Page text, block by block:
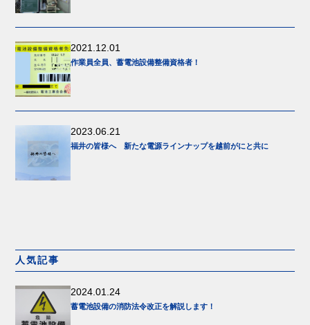
2021.12.01
作業員全員、蓄電池設備整備資格者！
2023.06.21
福井の皆様へ 新たな電源ラインナップを越前がにと共に
人気記事
2024.01.24
蓄電池設備の消防法令改正を解説します！